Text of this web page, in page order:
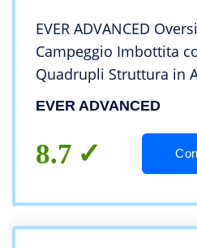
EVER ADVANCED
Campeggio Imbottita
Quadrupli Struttura in
Alto Pieghevole con
EVER ADVANCED
8.7